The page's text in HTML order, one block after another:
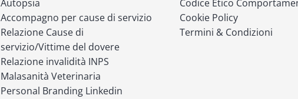
Autopsia
Accompagno per cause di servizio
Relazione Cause di
servizio/Vittime del dovere
Relazione invalidità INPS
Malasanità Veterinaria
Personal Branding Linkedin
Codice Etico
Cookie Policy
Termini & Condizioni